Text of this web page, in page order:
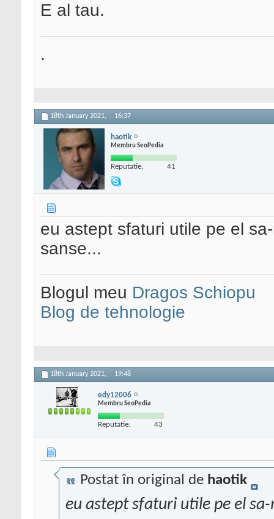
E al tau.
.
18th January 2021, 16:37
haotik
Membru SeoPedia
Reputatie: 41
eu astept sfaturi utile pe el
sanse...
Blogul meu Dragos Schiopu
Blog de tehnologie
18th January 2021, 19:48
edy12006
Membru SeoPedia
Reputatie: 43
Postat în original de haotik
eu astept sfaturi utile pe el